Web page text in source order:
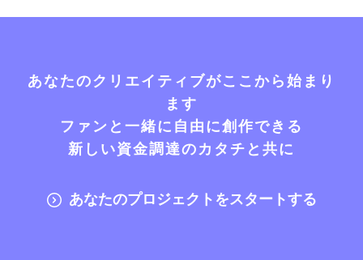
あなたのクリエイティブがここから始まり
ます
ファンと一緒に自由に創作できる
新しい資金調達のカタチと共に
あなたのプロジェクトをスタートする